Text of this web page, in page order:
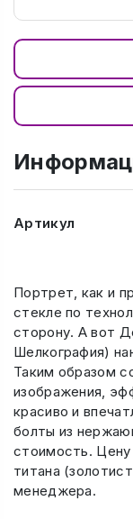
Артикул
Портрет, как и
стекле по
сторону. А вот
Шелкография)
Таким образом
изображения,
красиво и
болты из
стоимость.
титана
менеджера.